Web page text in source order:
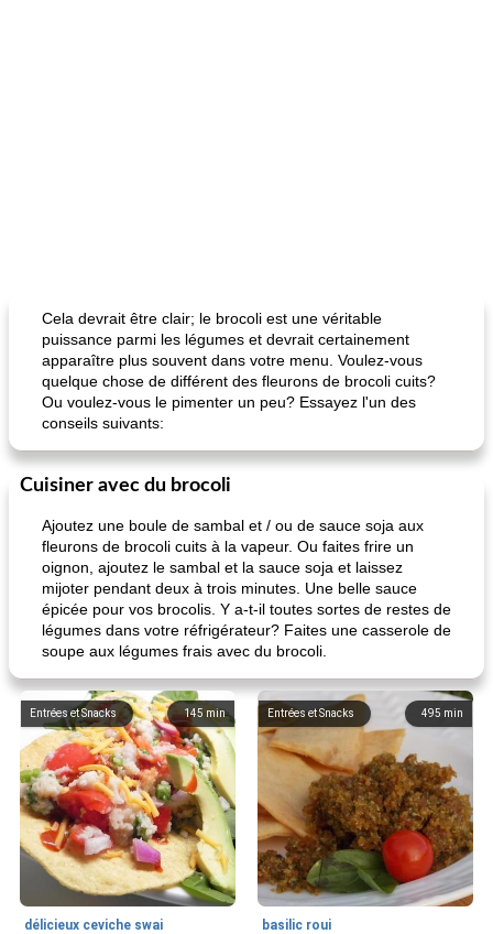
Cela devrait être clair; le brocoli est une véritable
puissance parmi les légumes et devrait certainement
apparaître plus souvent dans votre menu. Voulez-vous
quelque chose de différent des fleurons de brocoli cuits?
Ou voulez-vous le pimenter un peu? Essayez l'un des
conseils suivants:
Cuisiner avec du brocoli
Ajoutez une boule de sambal et / ou de sauce soja aux
fleurons de brocoli cuits à la vapeur. Ou faites frire un
oignon, ajoutez le sambal et la sauce soja et laissez
mijoter pendant deux à trois minutes. Une belle sauce
épicée pour vos brocolis. Y a-t-il toutes sortes de restes de
légumes dans votre réfrigérateur? Faites une casserole de
soupe aux légumes frais avec du brocoli.
145 min
Entrées et Snacks
délicieux ceviche swai
495 min
Entrées et Snacks
basilic roui